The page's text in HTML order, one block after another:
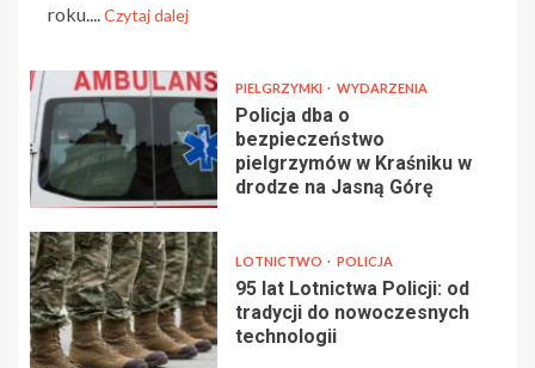
roku....Czytaj dalej
PIELGRZYMKI WYDARZENIA
Policja dba o
bezpieczeństwo
pielgrzymów w Kraśniku w
drodze na Jasną Górę
LOTNICTWO POLICJA
95 lat Lotnictwa Policji: od
tradycji do nowoczesnych
technologii